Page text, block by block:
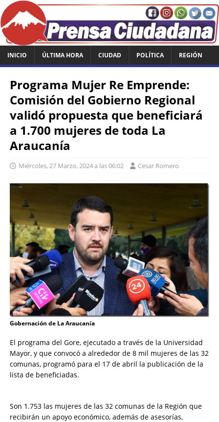
INICIO ÚLTIMA HORA CIUDAD POLÍTICA REGIÓN
Programa Mujer Re Emprende:
Comisión del Gobierno Regional
validó propuesta que beneficiará
a 1.700 mujeres de toda La
Araucanía
Miércoles, 27 Marzo, 2024 a las 06:02 Cesar Romero
Gobernación de La Araucanía
El programa del Gore, ejecutado a través de la Universidad
Mayor, y que convocó a alrededor de 8 mil mujeres de las 32
comunas, programó para el 17 de abril la publicación de la
lista de beneficiadas.
Son 1.753 las mujeres de las 32 comunas de la Región que
recibirán un apoyo económico, además de asesorías,